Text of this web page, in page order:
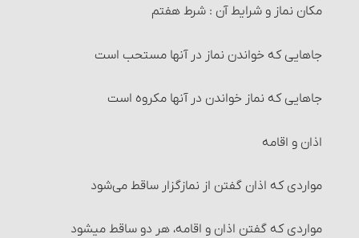
نصاب غلّات چهارگانه‏
زمان پرداخت زکات‏
احکام تصرّف و معامله در زکات
زکات و دِین‏
مصارف زکات
شرایط مستحقّان زکات‏
شرایط اعتکاف‏
اعتکاف و احکام آن
3- آفتاب‏
4- استحاله
5- انتقال
7- تبعیت
6- اسلام آوردن
8- زوال عین نجاست
اقسام قتل و احکام آنها
راههای اثبات قتل‏
کفّارۀ قتل
دیه و انواع آن‏
دیة سقط جنین
دیۀ جراحات‏
مکان نماز و شرایط آن : شرط هفتم
جاهایی که خواندن نماز در آنها مستحب است
جاهایی که نماز خواندن در آنها مکروه است
اذان و اقامه
مواردی که اذان گفتن از نمازگزار ساقط می‌شود
مواردی که گفتن اذان و اقامه، هر دو ساقط می‎شود